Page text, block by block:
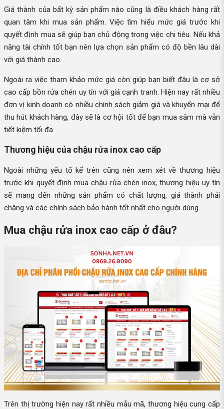
Giá thành của bất kỳ sản phẩm nào cũng là điều khách hàng rất
quan tâm khi mua sản phẩm. Việc tìm hiểu mức giá trước khi
quyết định mua sẽ giúp bạn chủ động trong việc chi tiêu. Nếu khả
năng tài chính tốt bạn nên lựa chọn sản phẩm có độ bền lâu dài
với giá thành cao.
Ngoài ra việc tham khảo mức giá còn giúp bạn biết đâu là cơ sở
cao cấp bồn rửa chén uy tín với giá cạnh tranh. Hiện nay rất nhiều
đơn vị kinh doanh có nhiều chính sách giảm giá và khuyến mại để
thu hút khách hàng, đây sẽ là cơ hội tốt để bạn mua sắm mà vẫn
tiết kiệm tối đa.
Thương hiệu của chậu rửa inox cao cấp
Ngoài những yếu tố kể trên cũng nên xem xét về thương hiệu
trước khi quyết định mua chậu rửa chén inox, thương hiệu uy tín
sẽ mang đến những sản phẩm có chất lượng, giá thành phải
chăng và các chính sách bảo hành tốt nhất cho người dùng.
Mua chậu rửa inox cao cấp ở đâu?
Trên thị trường hiện nay rất nhiều mẫu mã, thương hiệu cung cấp